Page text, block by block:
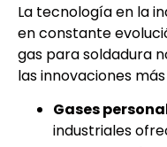
La tecnología en la
en constante
gas para soldadura
las innovaciones
Gases
industriales